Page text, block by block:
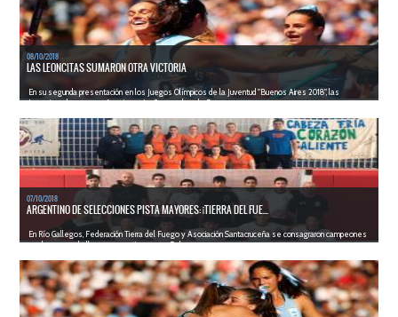
08/10/2018
LAS LEONCITAS SUMARON OTRA VICTORIA
En su segunda presentación en los Juegos Olímpicos de la Juventud "Buenos Aires 2018", las
Leoncitas derrotaron a Austria por 6 a 0 con goles de B...
LEER MÁS
07/10/2018
ARGENTINO DE SELECCIONES PISTA MAYORES: ¡TIERRA DEL FUE...
En Río Gallegos, Federación Tierra del Fuego y Asociación Santacruceña se consagraron campeones
en damas y caballeros, respectivamente. En la ...
LEER MÁS